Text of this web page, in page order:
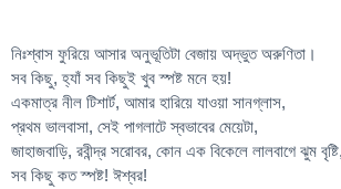
নিঃশ্বাস ফুরিয়ে আসার অনুভূতিটা বেজায় অদ্ভুত অরুণিতা।
সব কিছু, হ্যাঁ সব কিছুই খুব স্পষ্ট মনে হয়!
একমাত্র নীল টিশার্ট, আমার হারিয়ে যাওয়া সানগ্লাস,
প্রথম ভালবাসা, সেই পাগলাটে স্বভাবের মেয়েটা,
জাহাজবাড়ি, রবীন্দ্র সরোবর, কোন এক বিকেলে লালবাগে ঝুম
সব কিছু কত স্পষ্ট! ঈশ্বর!